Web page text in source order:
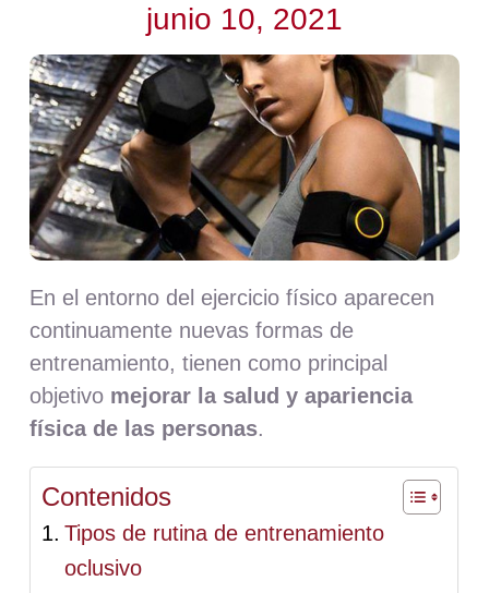
Nosotros
Contacto
Mi cuenta
junio 10, 2021
En el entorno del ejercicio físico aparecen
continuamente nuevas formas de
entrenamiento, tienen como principal
objetivo mejorar la salud y apariencia
física de las personas.
Contenidos
Tipos de rutina de entrenamiento
oclusivo